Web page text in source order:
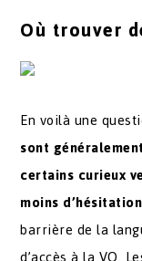
Où trouver
En voilà une
sont
certains curieux
moins
barrière de la